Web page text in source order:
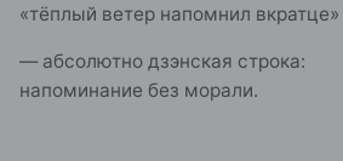
«тёплый ветер напомнил вкратце»
— абсолютно дзэнская строка:
напоминание без морали.